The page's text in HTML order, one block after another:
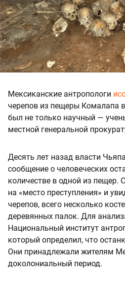
Мексиканские антропологи
черепов из пещеры Комалапа
был не только научный —
местной генеральной
Десять лет назад власти
сообщение о человеческих
количестве в одной из пещер.
на «место преступления» и
черепов, всего несколько
деревянных палок. Для
Национальный институт
который определил, что
Они принадлежали жителям
доколониальный период.